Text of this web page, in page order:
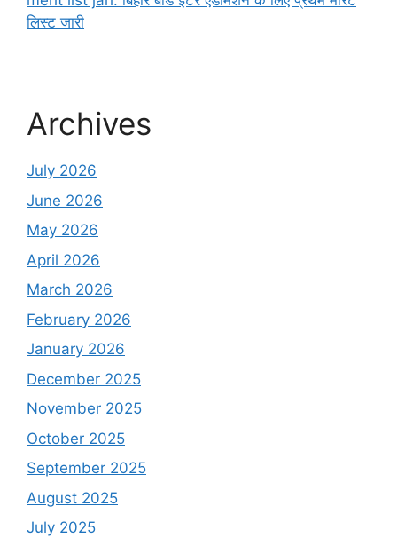
लिस्ट जारी
Archives
July 2026
June 2026
May 2026
April 2026
March 2026
February 2026
January 2026
December 2025
November 2025
October 2025
September 2025
August 2025
July 2025